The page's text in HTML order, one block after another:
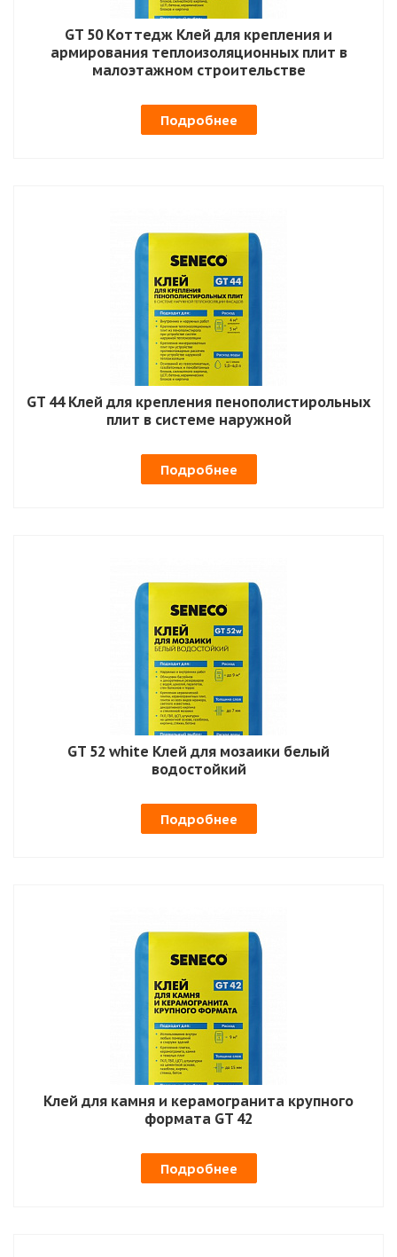
GT 50 Коттедж Клей для крепления и
армирования теплоизоляционных плит в
малоэтажном строительстве
Подробнее
GT 44 Клей для крепления пенополистирольных
плит в системе наружной
Подробнее
GT 52 white Клей для мозаики белый
водостойкий
Подробнее
Клей для камня и керамогранита крупного
формата GT 42
Подробнее